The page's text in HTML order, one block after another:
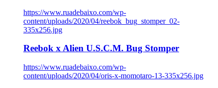
https://www.ruadebaixo.com/wp-
content/uploads/2020/04/reebok_bug_stomper_02-
335x256.jpg
Reebok x Alien U.S.C.M. Bug Stomper
https://www.ruadebaixo.com/wp-
content/uploads/2020/04/oris-x-momotaro-13-335x256.jpg